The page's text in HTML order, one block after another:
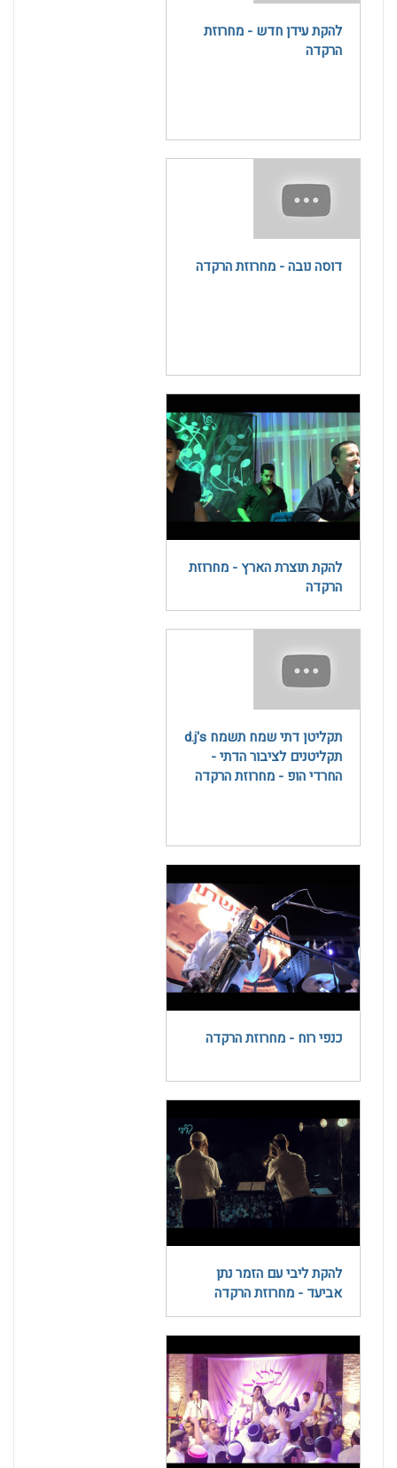
להקת עידן חדש - מחרוזת
הרקדה
דוסה נובה - מחרוזת הרקדה
להקת תוצרת הארץ - מחרוזת
הרקדה
תקליטן דתי שמח תשמח d.j's
תקליטנים לציבור הדתי -
החרדי הופ - מחרוזת הרקדה
כנפי רוח - מחרוזת הרקדה
להקת ליבי עם הזמר נתן
אביעד - מחרוזת הרקדה